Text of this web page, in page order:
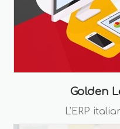
Golden
L'ERP